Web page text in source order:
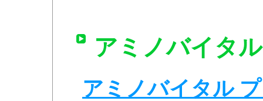
アミノバイタ
アミノバイタル